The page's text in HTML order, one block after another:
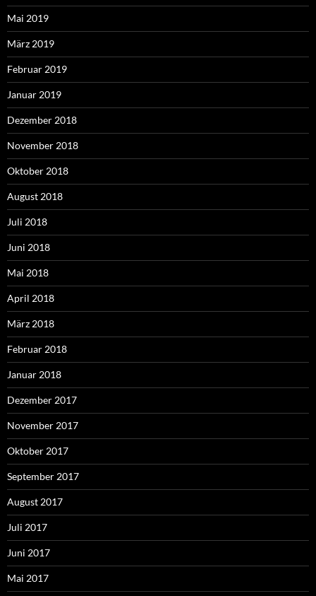
Mai 2019
März 2019
Februar 2019
Januar 2019
Dezember 2018
November 2018
Oktober 2018
August 2018
Juli 2018
Juni 2018
Mai 2018
April 2018
März 2018
Februar 2018
Januar 2018
Dezember 2017
November 2017
Oktober 2017
September 2017
August 2017
Juli 2017
Juni 2017
Mai 2017